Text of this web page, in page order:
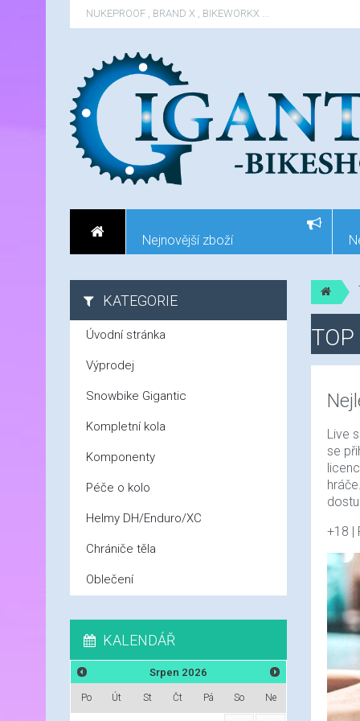
NUKEPROOF , BRAND X , BIKEWORKX ...
Nejnovější zboží
Live
se
+18 |
KATEGORIE
Úvodní stránka
Výprodej
Snowbike Gigantic
Kompletní kola
Komponenty
Péče o kolo
Helmy DH/Enduro/XC
Chrániče těla
Oblečení
KALENDÁŘ
Srpen 2026
Po Út St Čt Pá So Ne